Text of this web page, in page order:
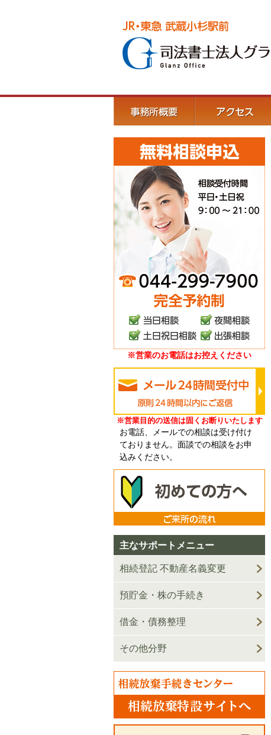
※営業のお電話はお控えください
※営業目的の送信は固くお断りいたします
お電話、メールでの相談は受け付け
ておりません。面談での相談をお申
込みください。
主なサポートメニュー
相続登記 不動産名義変更
預貯金・株の手続き
借金・債務整理
その他分野